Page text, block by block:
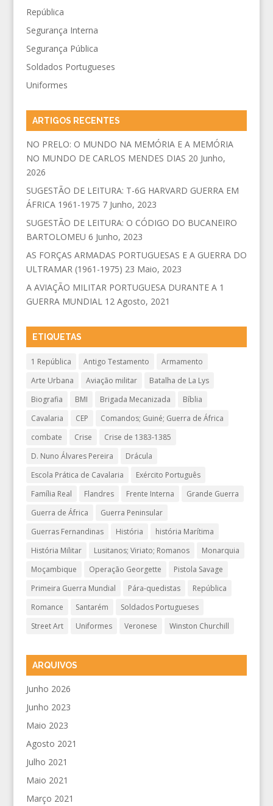
República
Segurança Interna
Segurança Pública
Soldados Portugueses
Uniformes
ARTIGOS RECENTES
NO PRELO: O MUNDO NA MEMÓRIA E A MEMÓRIA
NO MUNDO DE CARLOS MENDES DIAS 20 Junho,
2026
SUGESTÃO DE LEITURA: T-6G HARVARD GUERRA EM
ÁFRICA 1961-1975 7 Junho, 2023
SUGESTÃO DE LEITURA: O CÓDIGO DO BUCANEIRO
BARTOLOMEU 6 Junho, 2023
AS FORÇAS ARMADAS PORTUGUESAS E A GUERRA DO
ULTRAMAR (1961-1975) 23 Maio, 2023
A AVIAÇÃO MILITAR PORTUGUESA DURANTE A 1
GUERRA MUNDIAL 12 Agosto, 2021
ETIQUETAS
1 República Antigo Testamento
Armamento
Arte Urbana
Aviação militar
Batalha de La Lys
Biografia
BMI Brigada Mecanizada
Bíblia
Cavalaria
CEP
Comandos; Guiné; Guerra de África
combate
Crise
Crise de 1383-1385
D. Nuno Álvares Pereira
Drácula
Escola Prática de Cavalaria
Exército Português
Família Real
Flandres Frente Interna
Grande Guerra
Guerra de África
Guerra Peninsular
Guerras Fernandinas
História
história Marítima
História Militar
Lusitanos; Viriato; Romanos
Monarquia
Moçambique
Operação Georgette
Pistola Savage
Primeira Guerra Mundial
Pára-quedistas
República
Romance
Santarém
Soldados Portugueses
Street Art
Uniformes Veronese Winston Churchill
ARQUIVOS
Junho 2026
Junho 2023
Maio 2023
Agosto 2021
Julho 2021
Maio 2021
Março 2021